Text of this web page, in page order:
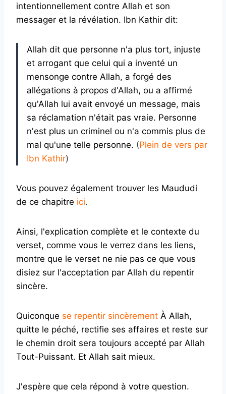
intentionnellement contre Allah et son
messager et la révélation. Ibn Kathir dit:
Allah dit que personne n'a plus tort, injuste
et arrogant que celui qui a inventé un
mensonge contre Allah, a forgé des
allégations à propos d'Allah, ou a affirmé
qu'Allah lui avait envoyé un message, mais
sa réclamation n'était pas vraie. Personne
n'est plus un criminel ou n'a commis plus de
mal qu'une telle personne. (Plein de vers par
Ibn Kathir)
Vous pouvez également trouver les Maududi
de ce chapitre ici.
Ainsi, l'explication complète et le contexte du
verset, comme vous le verrez dans les liens,
montre que le verset ne nie pas ce que vous
disiez sur l'acceptation par Allah du repentir
sincère.
Quiconque se repentir sincèrement À Allah,
quitte le péché, rectifie ses affaires et reste sur
le chemin droit sera toujours accepté par Allah
Tout-Puissant. Et Allah sait mieux.
J'espère que cela répond à votre question.